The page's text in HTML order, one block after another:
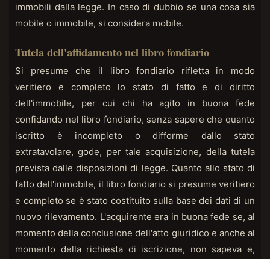
immobili dalla legge. In caso di dubbio se una cosa sia
mobile o immobile, si considera mobile.
Tutela dell'affidamento nel libro fondiario
Si presume che il libro fondiario rifletta in modo
veritiero e completo lo stato di fatto e di diritto
dell'immobile, per cui chi ha agito in buona fede
confidando nel libro fondiario, senza sapere che quanto
iscritto è incompleto o difforme dallo stato
extratavolare, gode, per tale acquisizione, della tutela
prevista dalle disposizioni di legge. Quanto allo stato di
fatto dell'immobile, il libro fondiario si presume veritiero
e completo se è stato costituito sulla base dei dati di un
nuovo rilevamento. L'acquirente era in buona fede se, al
momento della conclusione dell'atto giuridico e anche al
momento della richiesta di iscrizione, non sapeva e,